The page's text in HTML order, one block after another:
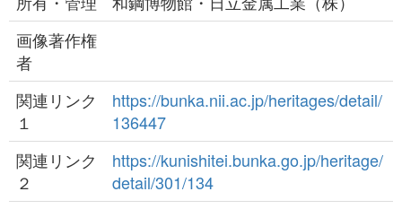
画像著作権
者
関連リンク
１
https://bunka.nii.ac.jp/heritages/detail/
136447
関連リンク
２
https://kunishitei.bunka.go.jp/heritage/
detail/301/134